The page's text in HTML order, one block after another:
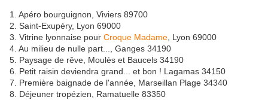
1. Apéro bourguignon, Viviers 89700
2. Saint-Exupéry, Lyon 69000
3. Vitrine lyonnaise pour Croque Madame , Lyon 69000
4. Au milieu de nulle part..., Ganges 34190
5. Paysage de rêve, Moulès et Baucels 34190
6. Petit raisin deviendra grand... et bon ! Lagamas 34150
7. Première baignade de l'année, Marseillan Plage 34340
8. Déjeuner tropézien, Ramatuelle 83350